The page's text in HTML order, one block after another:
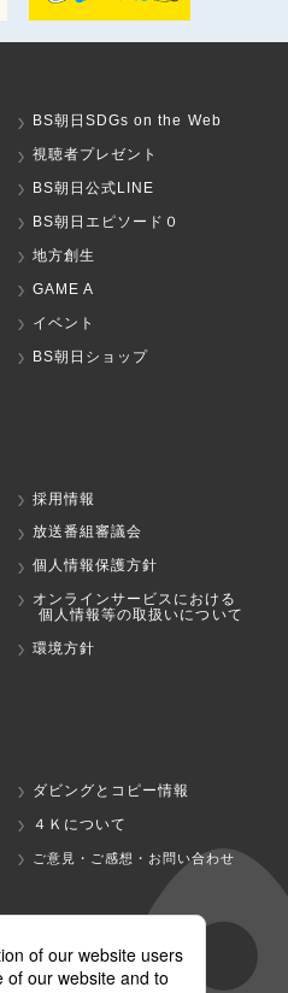
BS朝日SDGs on the Web
視聴者プレゼント
BS朝日公式LINE
BS朝日エピソード０
地方創生
GAME A
イベント
BS朝日ショップ
採用情報
放送番組審議会
個人情報保護方針
オンラインサービスにおける
個人情報等の取扱いについて
環境方針
ダビングとコピー情報
４Ｋについて
ご意見・ご感想・お問い合わせ
テレ朝チャンネル